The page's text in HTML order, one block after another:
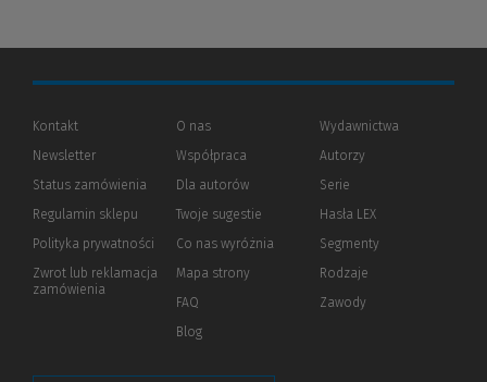
Kontakt
Newsletter
Status zamówienia
Regulamin sklepu
Polityka prywatności (Nowe
(Link
innej
Zwrot lub reklamacja
zamówienia
O nas
Współpraca
Dla autorów(Nowe
(Link
innej
strony)
Twoje sugestie
Co nas wyróżnia
Mapa strony
FAQ
Blog
Wydawnictwa
Autorzy
Serie
Hasła LEX
Segmenty
Rodzaje
Zawody